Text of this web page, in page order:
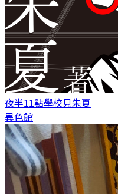
夜半11點學校見朱夏
異色館